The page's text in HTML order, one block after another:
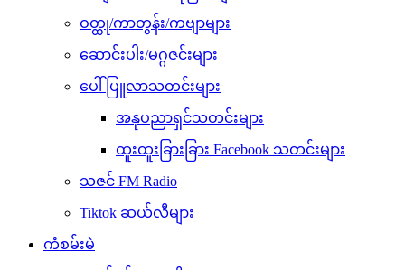
ဝတ္ထု/ကာတွန်း/ကဗျာများ
ဆောင်းပါး/မဂ္ဂဇင်းများ
ပေါ်ပြူလာသတင်းများ
အနုပညာရှင်သတင်းများ
ထူးထူးခြားခြား Facebook သတင်းများ
သဇင် FM Radio
Tiktok ဆယ်လီများ
ကံစမ်းမဲ